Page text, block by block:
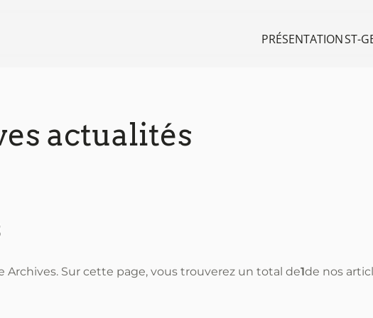
PRÉSENTATIONST-
actualités
Archives. Sur cette page, vous trouverez un total de1de nos